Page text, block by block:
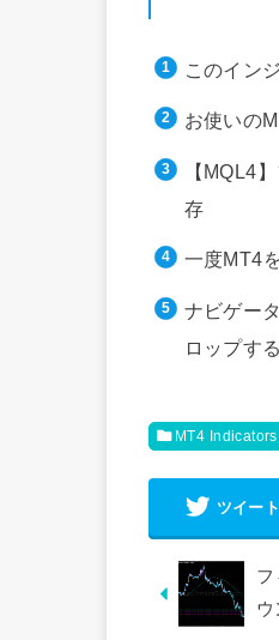
このイン
お使いの
【MQL4
存
一度MT4
ナビゲー
ロップす
MT4 Indicators
ツイート
フ
ウ